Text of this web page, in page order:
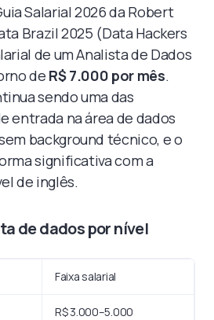
Salarial 2026 da Robert
Brazil 2025 (Data Hackers
de um Analista de Dados
de R$ 7.000 por mês.
sendo uma das
entrada na área de dados
background técnico, e o
significativa com a
de inglês.
de dados por nível
Faixa salarial
R$ 3.000–5.000